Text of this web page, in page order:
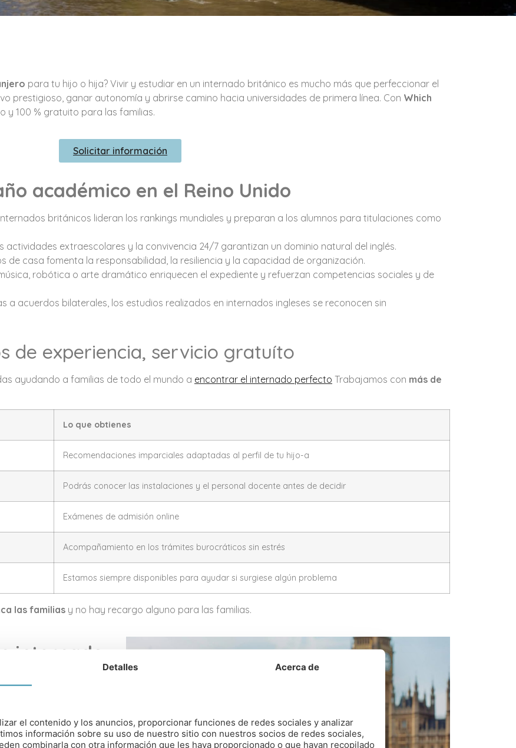
para tu hijo o hija? Vivir y estudiar en un internado británico es mucho más que perfeccionar el
prestigioso, ganar autonomía y abrirse camino hacia universidades de primera línea. Con Which
y 100 % gratuito para las familias.
Solicitar información
académico en el Reino Unido
británicos lideran los rankings mundiales y preparan a los alumnos para titulaciones como
actividades extraescolares y la convivencia 24/7 garantizan un dominio natural del inglés.
de casa fomenta la responsabilidad, la resiliencia y la capacidad de organización.
robótica o arte dramático enriquecen el expediente y refuerzan competencias sociales y de
a acuerdos bilaterales, los estudios realizados en internados ingleses se reconocen sin
de experiencia, servicio gratuíto
ayudando a familias de todo el mundo a encontrar el internado perfecto Trabajamos con más de
Lo que obtienes
Recomendaciones imparciales adaptadas al perfil de tu hijo-a
Podrás conocer las instalaciones y el personal docente antes de decidir
Exámenes de admisión online
Acompañamiento en los trámites burocráticos sin estrés
Estamos siempre disponibles para ayudar si surgiese algún problema
las familias y no hay recargo alguno para las familias.
internado
por trimestre
vuelos, visado y
Detalles Acerca de
el contenido y los anuncios, proporcionar funciones de redes sociales y analizar
información sobre su uso de nuestro sitio con nuestros socios de redes sociales,
combinarla con otra información que les haya proporcionado o que hayan recopilado